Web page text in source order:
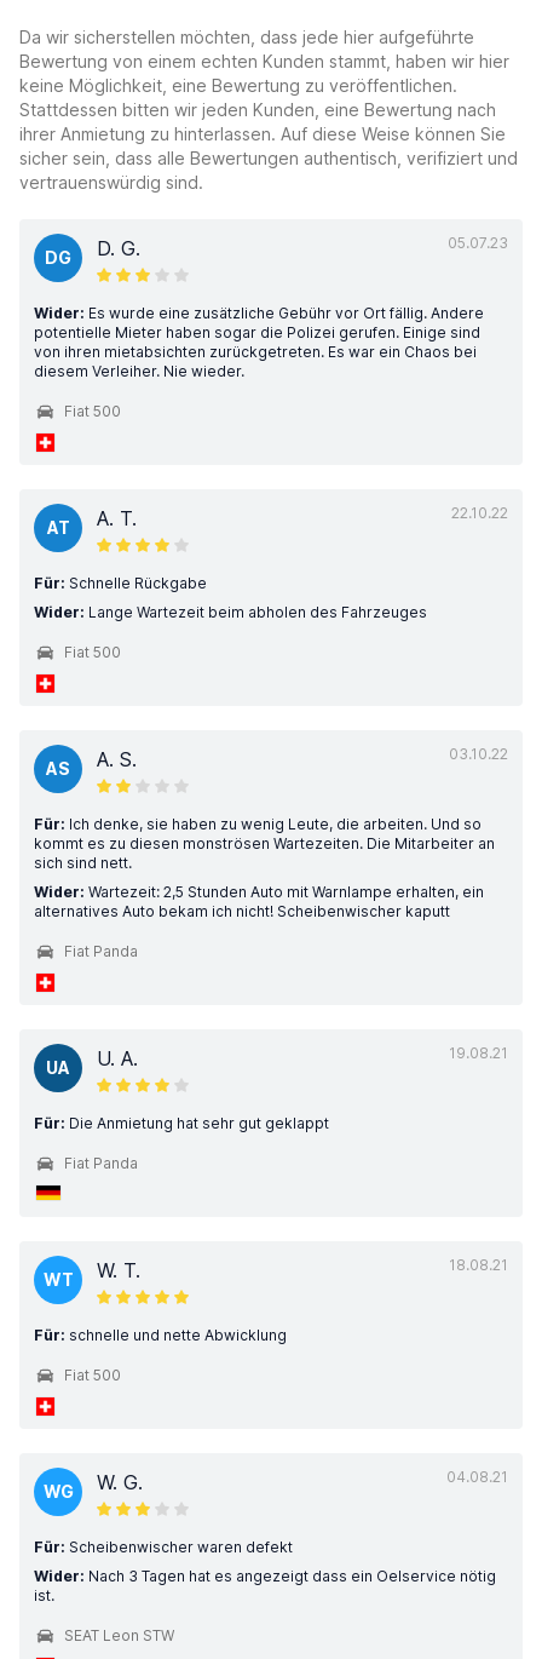
Da wir sicherstellen möchten, dass jede hier aufgeführte
Bewertung von einem echten Kunden stammt, haben wir hier
keine Möglichkeit, eine Bewertung zu veröffentlichen.
Stattdessen bitten wir jeden Kunden, eine Bewertung nach
ihrer Anmietung zu hinterlassen. Auf diese Weise können Sie
sicher sein, dass alle Bewertungen authentisch, verifiziert und
vertrauenswürdig sind.
05.07.23
DG D. G.
Wider: Es wurde eine zusätzliche Gebühr vor Ort fällig. Andere
potentielle Mieter haben sogar die Polizei gerufen. Einige sind
von ihren mietabsichten zurückgetreten. Es war ein Chaos bei
diesem Verleiher. Nie wieder.
Fiat 500
22.10.22
AT A. T.
Für: Schnelle Rückgabe
Wider: Lange Wartezeit beim abholen des Fahrzeuges
Fiat 500
03.10.22
AS A. S.
Für: Ich denke, sie haben zu wenig Leute, die arbeiten. Und so
kommt es zu diesen monströsen Wartezeiten. Die Mitarbeiter an
sich sind nett.
Wider: Wartezeit: 2,5 Stunden Auto mit Warnlampe erhalten, ein
alternatives Auto bekam ich nicht! Scheibenwischer kaputt
Fiat Panda
19.08.21
UA U. A.
Für: Die Anmietung hat sehr gut geklappt
Fiat Panda
18.08.21
WT W. T.
Für: schnelle und nette Abwicklung
Fiat 500
04.08.21
WG W. G.
Für: Scheibenwischer waren defekt
Wider: Nach 3 Tagen hat es angezeigt dass ein Oelservice nötig
ist.
SEAT Leon STW